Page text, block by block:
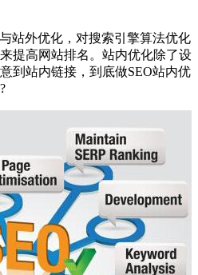
站外优化，对搜索引擎算法优化
提高网站排名。站内优化除了设
到站内链接，到底做SEO站内优